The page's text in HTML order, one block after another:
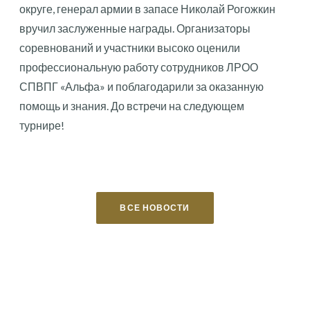
округе, генерал армии в запасе Николай Рогожкин
вручил заслуженные награды. Организаторы
соревнований и участники высоко оценили
профессиональную работу сотрудников ЛРОО
СПВПГ «Альфа» и поблагодарили за оказанную
помощь и знания. До встречи на следующем
турнире!
ВСЕ НОВОСТИ